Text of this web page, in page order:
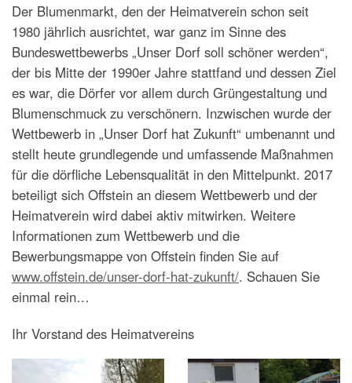
Der Blumenmarkt, den der Heimatverein schon seit
1980 jährlich ausrichtet, war ganz im Sinne des
Bundeswettbewerbs „Unser Dorf soll schöner werden“,
der bis Mitte der 1990er Jahre stattfand und dessen Ziel
es war, die Dörfer vor allem durch Grüngestaltung und
Blumenschmuck zu verschönern. Inzwischen wurde der
Wettbewerb in „Unser Dorf hat Zukunft“ umbenannt und
stellt heute grundlegende und umfassende Maßnahmen
für die dörfliche Lebensqualität in den Mittelpunkt. 2017
beteiligt sich Offstein an diesem Wettbewerb und der
Heimatverein wird dabei aktiv mitwirken. Weitere
Informationen zum Wettbewerb und die
Bewerbungsmappe von Offstein finden Sie auf
www.offstein.de/unser-dorf-hat-zukunft/. Schauen Sie
einmal rein…
Ihr Vorstand des Heimatvereins